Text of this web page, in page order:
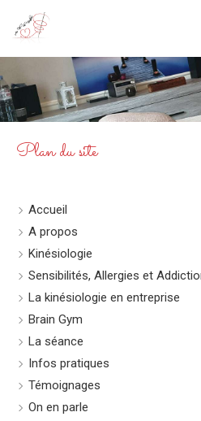
Plan du site
Accueil
A propos
Kinésiologie
Sensibilités, Allergies et
La kinésiologie en entreprise
Brain Gym
La séance
Infos pratiques
Témoignages
On en parle